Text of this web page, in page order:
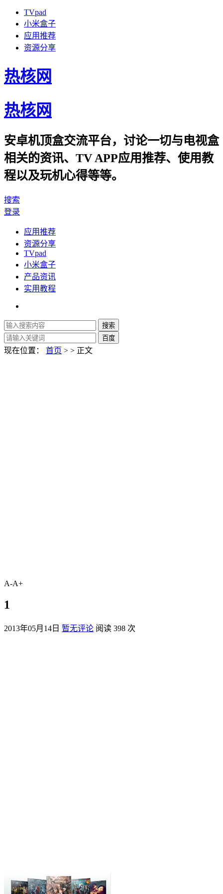
TVpad
小米盒子
应用推荐
资源分享
热核网
热核网
安卓机顶盒交流平台，讨论一切与电视盒
相关的资讯、TV APP应用推荐、使用教
程以及玩机心得等等。
搜索
登录
应用推荐
资源分享
TVpad
小米盒子
产品资讯
实用教程
现在位置： 首页 > > 正文
A-A+
1
2013年05月14日 暂无评论 阅读 398 次